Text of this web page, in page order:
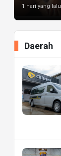
1 hari yang lalu
Daerah